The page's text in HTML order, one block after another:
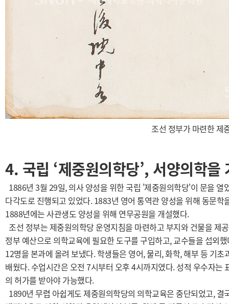
조선 정부가 마련한 제
4. 국립 ‘제중원의학당’, 서양의학을
1886년 3월 29일, 의사 양성을 위한 국립 '제중원의학당'이 문을 열
다각도로 진행되고 있었다. 1883년 영어 통역관 양성을 위해 동문
1888년에는 사관생도 양성을 위해 연무공원을 개설했다.
조선 정부는 제중원의학당 운영지침을 마련하고 부지와 건물을 제
정부 예산으로 의학교육에 필요한 도구를 구입하고, 교수들을 섭외
12명을 본과에 올려 보냈다. 학생들은 영어, 물리, 화학, 해부 등 기
배웠다. 수업시간은 오전 7시부터 오후 4시까지였다. 성적 우수자
의 허가를 받아야 가능했다.
1890년 무렵 아쉽게도 제중원의학당의 의학교육은 중단되었고,